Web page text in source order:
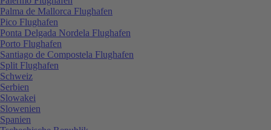
Palma de Mallorca Flughafen
Pico Flughafen
Ponta Delgada Nordela Flughafen
Porto Flughafen
Santiago de Compostela Flughafen
Split Flughafen
Schweiz
Serbien
Slowakei
Slowenien
Spanien